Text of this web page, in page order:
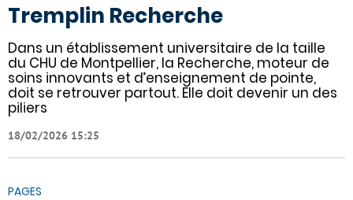
Tremplin Recherche
Dans un établissement universitaire de la taille
du CHU de Montpellier, la Recherche, moteur de
soins innovants et d’enseignement de pointe,
doit se retrouver partout. Elle doit devenir un des
piliers
18/02/2026 15:25
PAGES